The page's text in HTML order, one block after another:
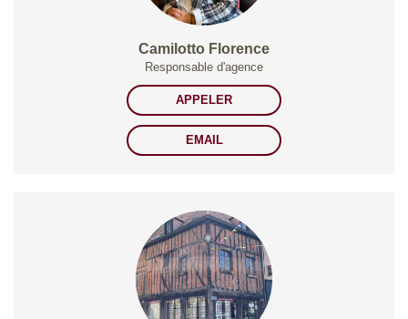
Camilotto Florence
Responsable d'agence
APPELER
EMAIL